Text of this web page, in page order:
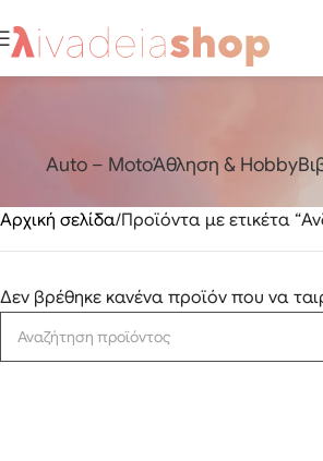
Auto – MotoΆθληση & Hobby
Αρχική σελίδα Προϊόντα με ετικέτα
Δεν βρέθηκε κανένα προϊόν που να